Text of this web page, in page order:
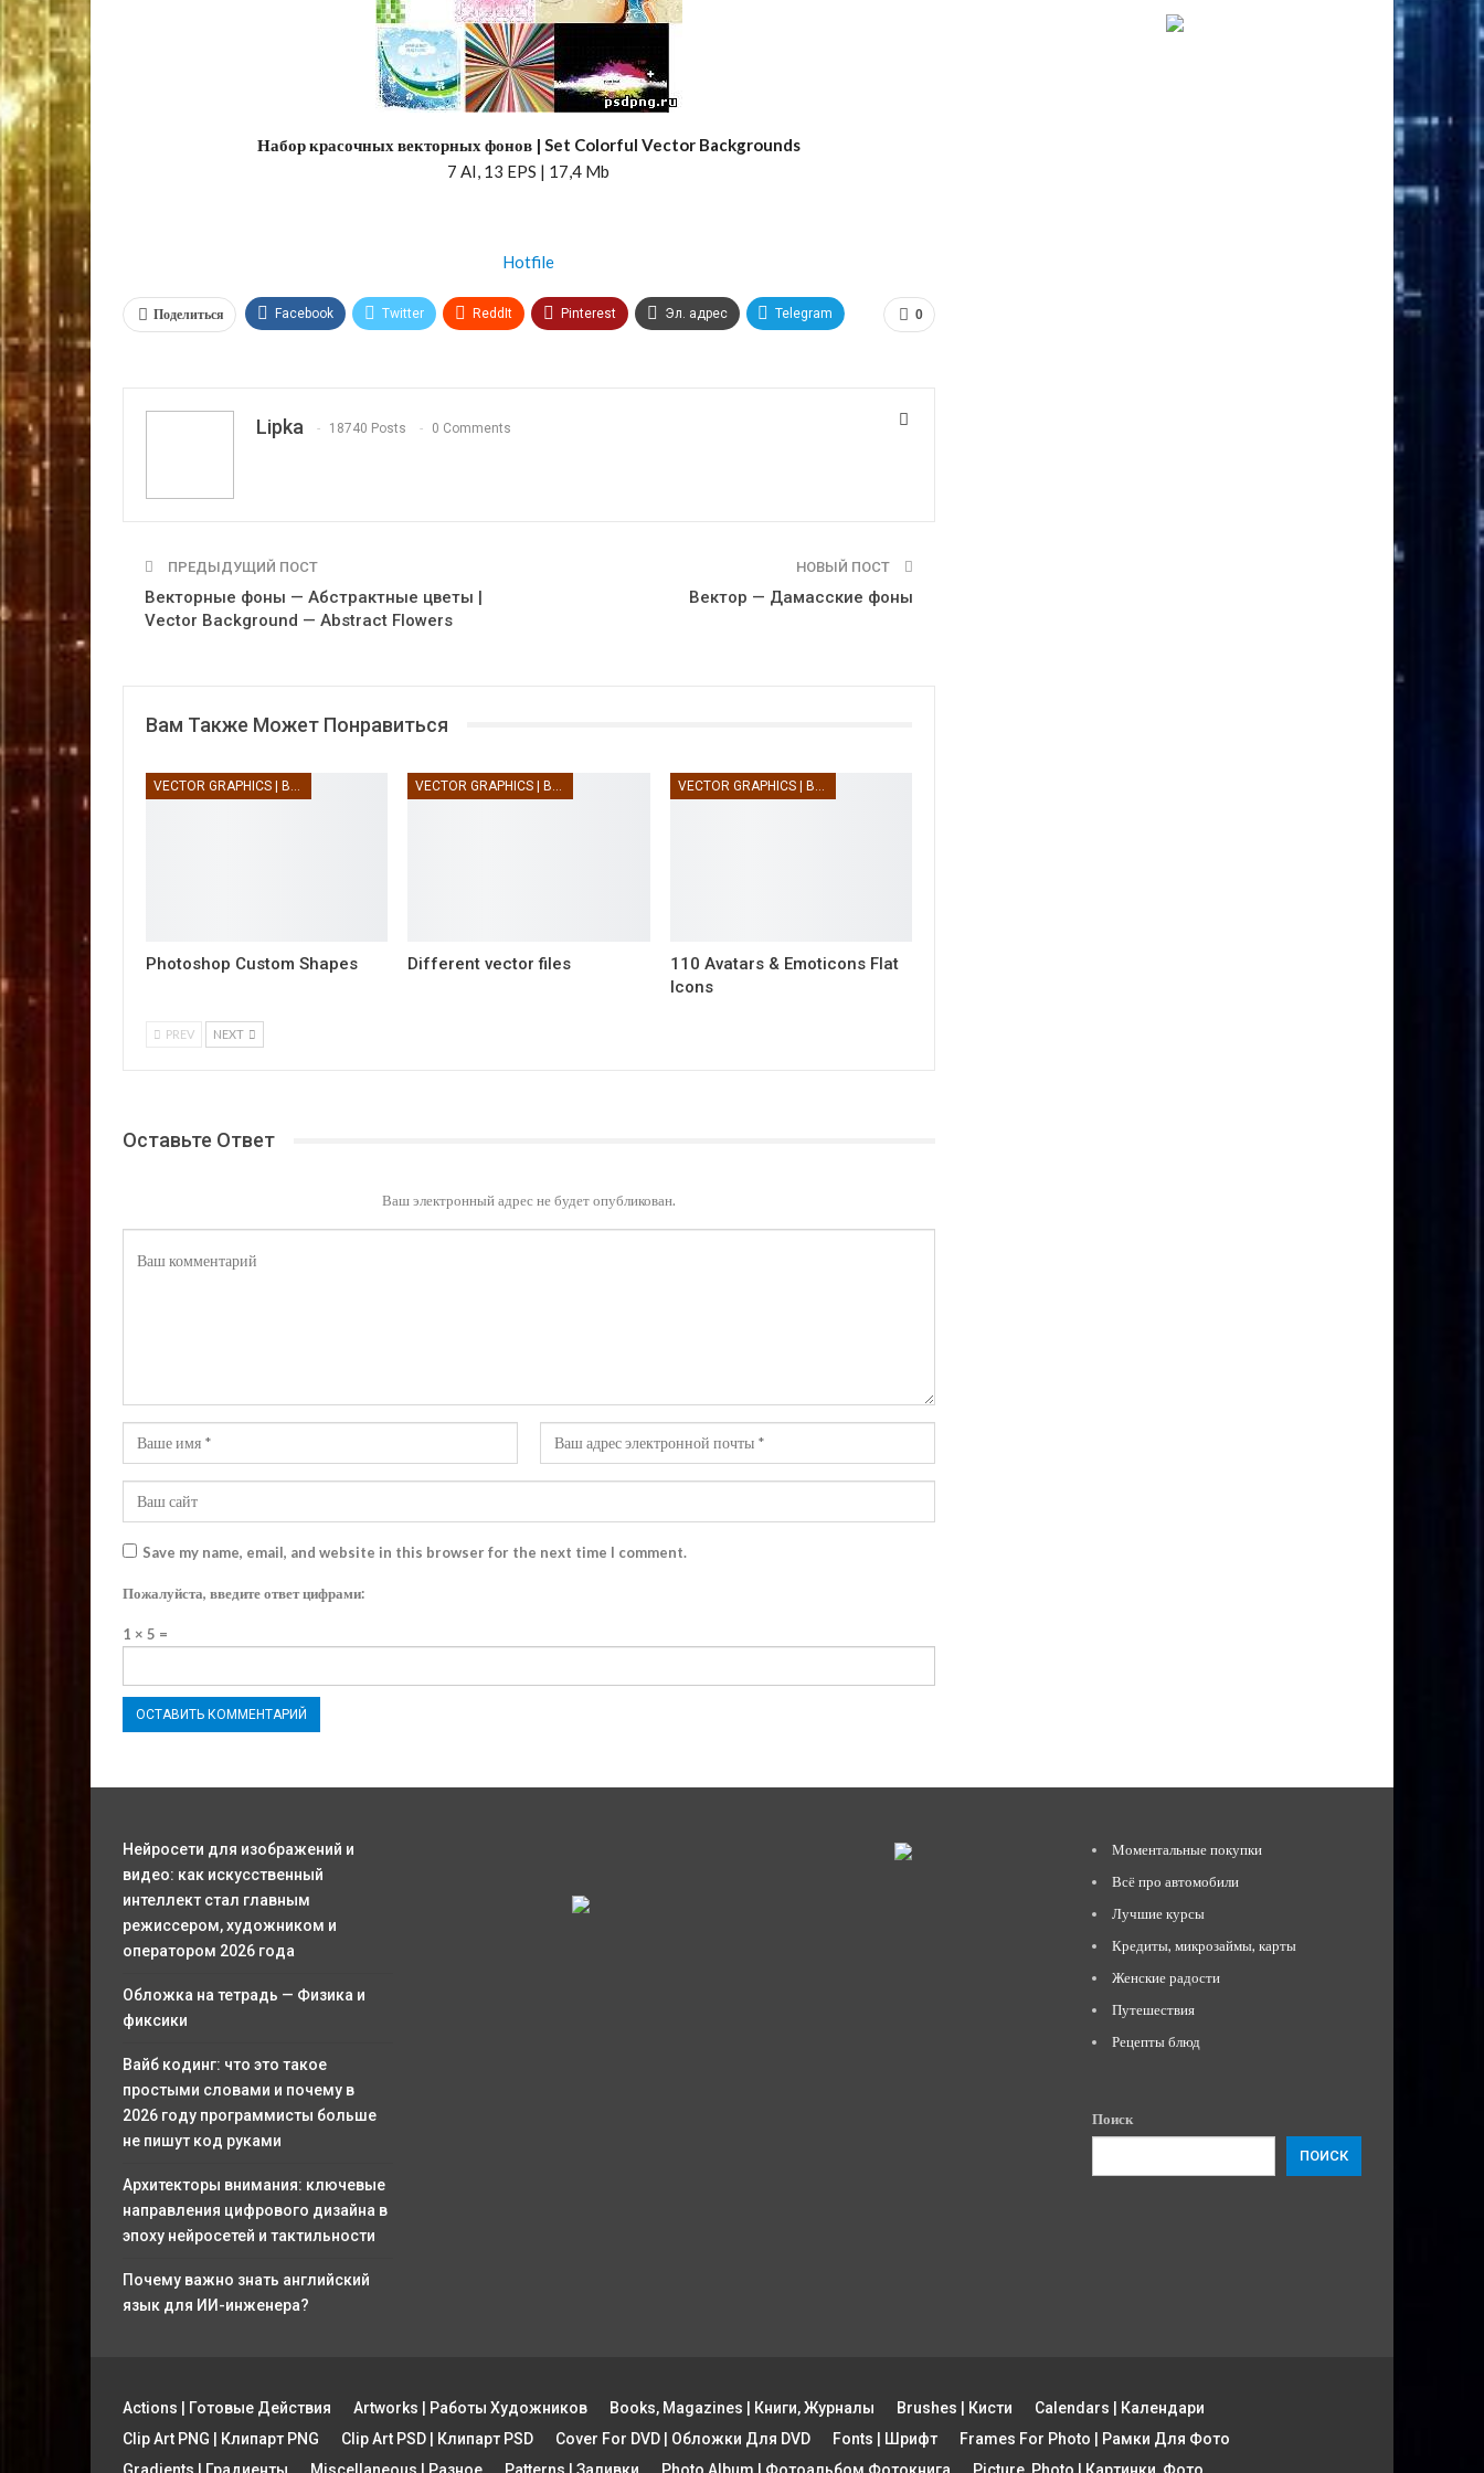
Набор красочных векторных фонов | Set Colorful Vector Backgrounds
7 AI, 13 EPS | 17,4 Mb
Hotfile
0
Поделиться Facebook Twitter ReddIt Pinterest Эл. адрес Telegram
Lipka 18740 Posts 0 Comments
ПРЕДЫДУЩИЙ ПОСТ
Векторные фоны — Абстрактные цветы |
Vector Background — Abstract Flowers
НОВЫЙ ПОСТ
Вектор — Дамасские фоны
Вам Также Может Понравиться
Photoshop Custom Shapes Different vector files
110 Avatars & Emoticons Flat
Icons
PREV NEXT
Оставьте Ответ
Ваш электронный адрес не будет опубликован.
Save my name, email, and website in this browser for the next time I comment.
Пожалуйста, введите ответ цифрами:
1 × 5 =
Нейросети для изображений и
видео: как искусственный
интеллект стал главным
режиссером, художником и
оператором 2026 года
Обложка на тетрадь — Физика и
фиксики
Вайб кодинг: что это такое
простыми словами и почему в
2026 году программисты больше
не пишут код руками
Архитекторы внимания: ключевые
направления цифрового дизайна в
эпоху нейросетей и тактильности
Почему важно знать английский
язык для ИИ-инженера?
Моментальные покупки
Всё про автомобили
Лучшие курсы
Кредиты, микрозаймы, карты
Женские радости
Путешествия
Рецепты блюд
Поиск
ПОИСК
Actions | Готовые Действия Artworks | Работы Художников Books, Magazines | Книги, Журналы Brushes | Кисти
Calendars | Календари
Clip Art PNG | Клипарт PNG
Clip Art PSD | Клипарт PSD Cover For DVD | Обложки Для DVD Fonts | Шрифт
Frames For Photo | Рамки Для Фото